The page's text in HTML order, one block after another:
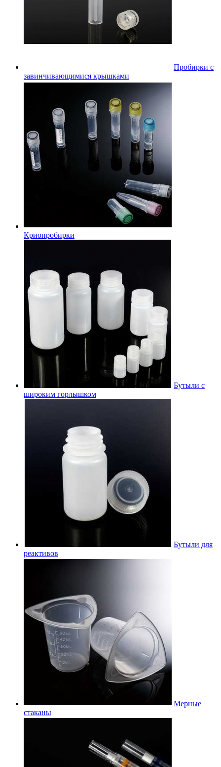
Пробирки с
завинчивающимися крышками
Криопробирки
Бутыли с
широким горлышком
Бутыли для
реактивов
Мерные
стаканы